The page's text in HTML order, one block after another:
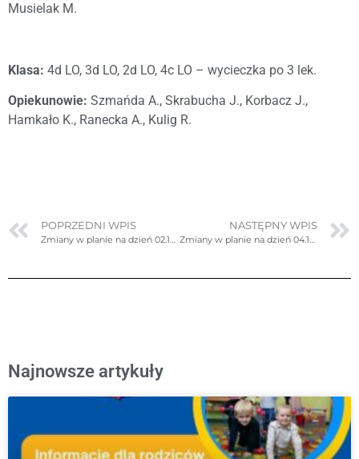
Musielak M.
Klasa: 4d LO, 3d LO, 2d LO, 4c LO – wycieczka po 3 lek.
Opiekunowie: Szmańda A., Skrabucha J., Korbacz J.,
Hamkało K., Ranecka A., Kulig R.
POPRZEDNI WPIS NASTĘPNY WPIS
Najnowsze artykuły